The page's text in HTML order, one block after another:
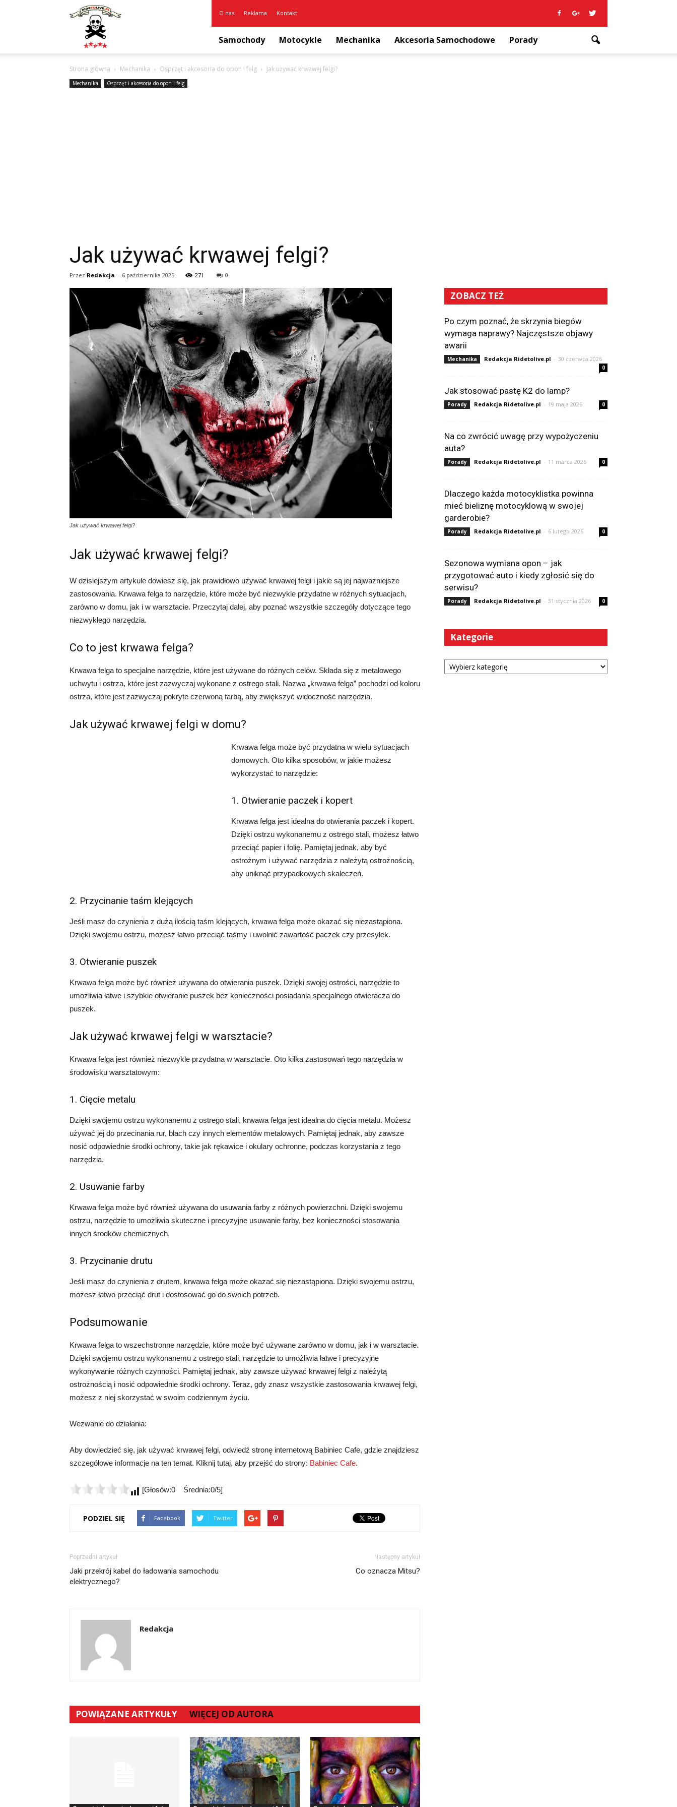
RideToLive.pl
O nas Reklama Kontakt
Samochody Motocykle Mechanika Akcesoria Samochodowe Porady
Strona główna Mechanika Osprzęt i akcesoria do opon i felg Jak używać krwawej felgi?
Mechanika Osprzęt i akcesoria do opon i felg
Jak używać krwawej felgi?
Przez Redakcja - 6 października 2025 271 0
Jak używać krwawej felgi?
Jak używać krwawej felgi?
W dzisiejszym artykule dowiesz się, jak prawidłowo używać krwawej felgi i jakie są jej najważniejsze
zastosowania. Krwawa felga to narzędzie, które może być niezwykle przydatne w różnych sytuacjach,
zarówno w domu, jak i w warsztacie. Przeczytaj dalej, aby poznać wszystkie szczegóły dotyczące tego
niezwykłego narzędzia.
Co to jest krwawa felga?
Krwawa felga to specjalne narzędzie, które jest używane do różnych celów. Składa się z metalowego
uchwytu i ostrza, które jest zazwyczaj wykonane z ostrego stali. Nazwa „krwawa felga” pochodzi od koloru
ostrza, które jest zazwyczaj pokryte czerwoną farbą, aby zwiększyć widoczność narzędzia.
Jak używać krwawej felgi w domu?
Krwawa felga może być przydatna w wielu sytuacjach
domowych. Oto kilka sposobów, w jakie możesz
wykorzystać to narzędzie:
1. Otwieranie paczek i kopert
Krwawa felga jest idealna do otwierania paczek i kopert.
Dzięki ostrzu wykonanemu z ostrego stali, możesz łatwo
przeciąć papier i folię. Pamiętaj jednak, aby być
ostrożnym i używać narzędzia z należytą ostrożnością,
aby uniknąć przypadkowych skaleczeń.
2. Przycinanie taśm klejących
Jeśli masz do czynienia z dużą ilością taśm klejących, krwawa felga może okazać się niezastąpiona.
Dzięki swojemu ostrzu, możesz łatwo przeciąć taśmy i uwolnić zawartość paczek czy przesyłek.
3. Otwieranie puszek
Krwawa felga może być również używana do otwierania puszek. Dzięki swojej ostrości, narzędzie to
umożliwia łatwe i szybkie otwieranie puszek bez konieczności posiadania specjalnego otwieracza do
puszek.
Jak używać krwawej felgi w warsztacie?
Krwawa felga jest również niezwykle przydatna w warsztacie. Oto kilka zastosowań tego narzędzia w
środowisku warsztatowym:
1. Cięcie metalu
Dzięki swojemu ostrzu wykonanemu z ostrego stali, krwawa felga jest idealna do cięcia metalu. Możesz
używać jej do przecinania rur, blach czy innych elementów metalowych. Pamiętaj jednak, aby zawsze
nosić odpowiednie środki ochrony, takie jak rękawice i okulary ochronne, podczas korzystania z tego
narzędzia.
2. Usuwanie farby
Krwawa felga może być również używana do usuwania farby z różnych powierzchni. Dzięki swojemu
ostrzu, narzędzie to umożliwia skuteczne i precyzyjne usuwanie farby, bez konieczności stosowania
innych środków chemicznych.
3. Przycinanie drutu
Jeśli masz do czynienia z drutem, krwawa felga może okazać się niezastąpiona. Dzięki swojemu ostrzu,
możesz łatwo przeciąć drut i dostosować go do swoich potrzeb.
Podsumowanie
Krwawa felga to wszechstronne narzędzie, które może być używane zarówno w domu, jak i w warsztacie.
Dzięki swojemu ostrzu wykonanemu z ostrego stali, narzędzie to umożliwia łatwe i precyzyjne
wykonywanie różnych czynności. Pamiętaj jednak, aby zawsze używać krwawej felgi z należytą
ostrożnością i nosić odpowiednie środki ochrony. Teraz, gdy znasz wszystkie zastosowania krwawej felgi,
możesz z niej skorzystać w swoim codziennym życiu.
Wezwanie do działania:
Aby dowiedzieć się, jak używać krwawej felgi, odwiedź stronę internetową Babiniec Cafe, gdzie znajdziesz
szczegółowe informacje na ten temat. Kliknij tutaj, aby przejść do strony: Babiniec Cafe.
[Głosów:0 Średnia:0/5]
PODZIEL SIĘ Facebook Twitter
Poprzedni artykuł
Jaki przekrój kabel do ładowania samochodu
elektrycznego?
Następny artykuł
Co oznacza Mitsu?
Redakcja
POWIĄZANE ARTYKUŁY WIĘCEJ OD AUTORA
ZOBACZ TEŻ
Po czym poznać, że skrzynia biegów
wymaga naprawy? Najczęstsze objawy
awarii
Mechanika Redakcja Ridetolive.pl - 30 czerwca 2026
0
Jak stosować pastę K2 do lamp?
Porady Redakcja Ridetolive.pl - 19 maja 2026 0
Na co zwrócić uwagę przy wypożyczeniu
auta?
Porady Redakcja Ridetolive.pl - 11 marca 2026 0
Dlaczego każda motocyklistka powinna
mieć bieliznę motocyklową w swojej
garderobie?
Porady Redakcja Ridetolive.pl - 6 lutego 2026 0
Sezonowa wymiana opon – jak
przygotować auto i kiedy zgłosić się do
serwisu?
Porady Redakcja Ridetolive.pl - 31 stycznia 2026 0
Kategorie
Kategorie